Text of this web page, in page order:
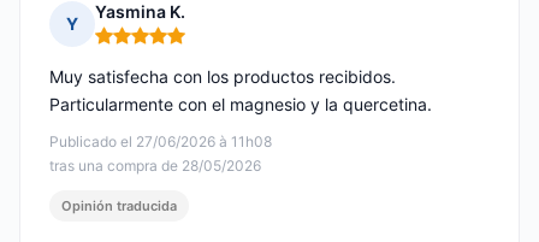
Y
Yasmina K.
Nota: 5 de 5
Publicado el 27/06/2026 à 11h08
tras una compra de 28/05/2026
Muy satisfecha con los productos recibidos.
Particularmente con el magnesio y la quercetina.
Opinión traducida